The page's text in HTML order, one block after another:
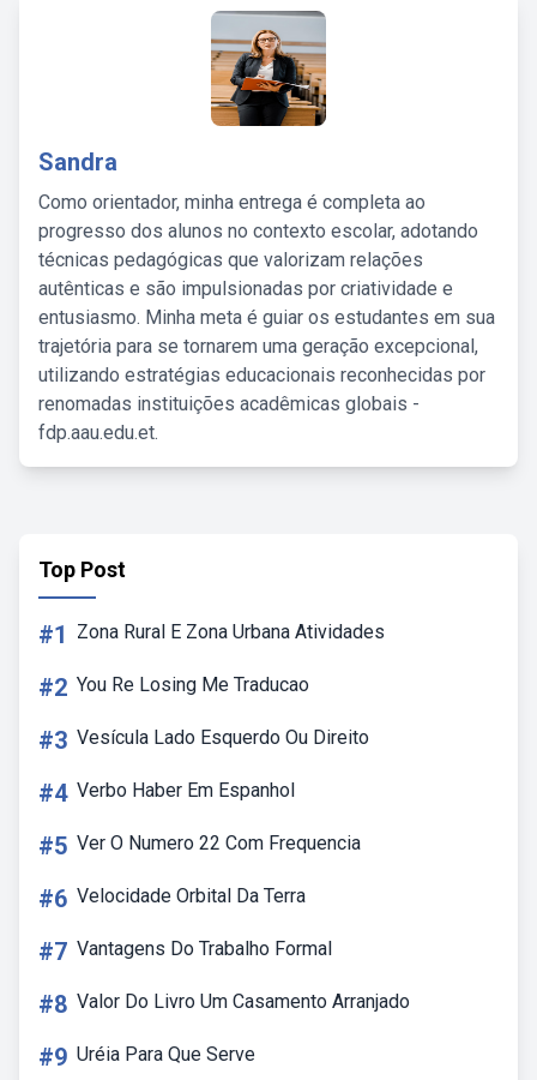
Sandra
Como orientador, minha entrega é completa ao
progresso dos alunos no contexto escolar, adotando
técnicas pedagógicas que valorizam relações
autênticas e são impulsionadas por criatividade e
entusiasmo. Minha meta é guiar os estudantes em sua
trajetória para se tornarem uma geração excepcional,
utilizando estratégias educacionais reconhecidas por
renomadas instituições acadêmicas globais -
fdp.aau.edu.et.
Top Post
#1 Zona Rural E Zona Urbana Atividades
#2 You Re Losing Me Traducao
#3 Vesícula Lado Esquerdo Ou Direito
#4 Verbo Haber Em Espanhol
#5 Ver O Numero 22 Com Frequencia
#6 Velocidade Orbital Da Terra
#7 Vantagens Do Trabalho Formal
#8 Valor Do Livro Um Casamento Arranjado
#9 Uréia Para Que Serve